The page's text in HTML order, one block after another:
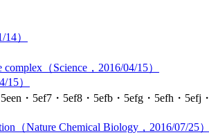
）
（Science，2016/04/15）
15）
・5ef7・5ef8・5efb・5efg・5efh・
（Nature Chemical Biology，2016/07/25）